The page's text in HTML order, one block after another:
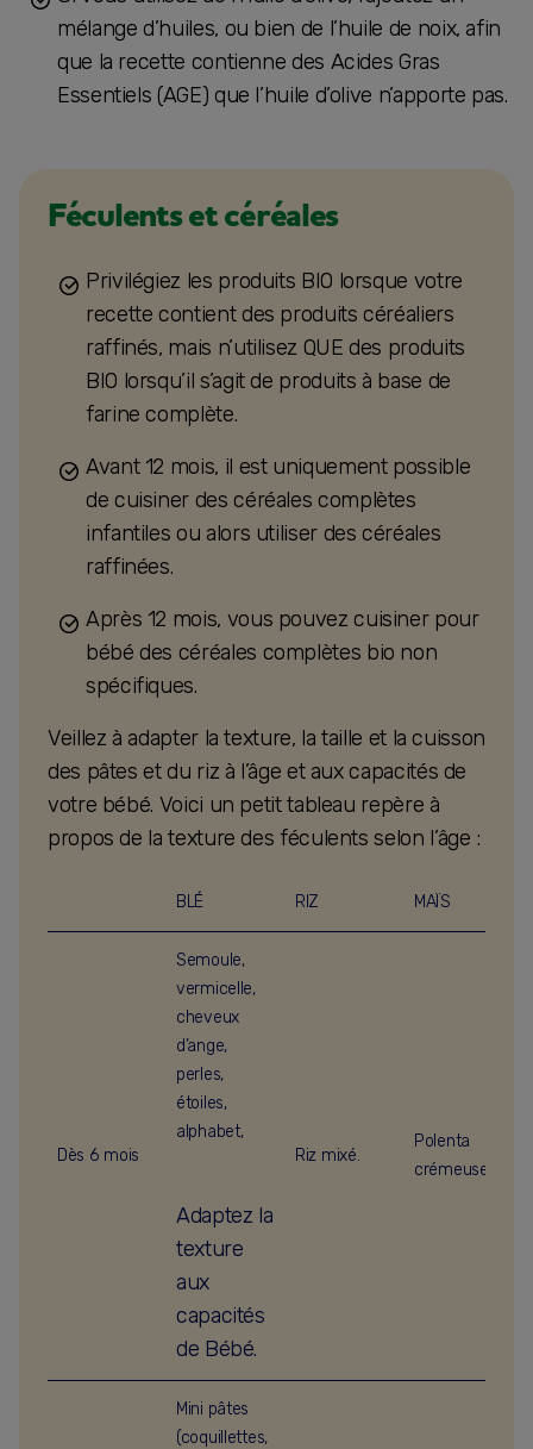
mélange d’huiles, ou bien de l’huile de noix, afin
que la recette contienne des Acides Gras
Essentiels (AGE) que l’huile d’olive n’apporte pas.
Féculents et céréales
Privilégiez les produits BIO lorsque votre
recette contient des produits céréaliers
raffinés, mais n’utilisez QUE des produits
BIO lorsqu’il s’agit de produits à base de
farine complète.
Avant 12 mois, il est uniquement possible
de cuisiner des céréales complètes
infantiles ou alors utiliser des céréales
raffinées.
Après 12 mois, vous pouvez cuisiner pour
bébé des céréales complètes bio non
spécifiques.
Veillez à adapter la texture, la taille et la cuisson
des pâtes et du riz à l’âge et aux capacités de
votre bébé. Voici un petit tableau repère à
propos de la texture des féculents selon l’âge :
BLÉ RIZ MAÏS
Dès 6 mois
Semoule,
vermicelle,
cheveux
d’ange,
perles,
étoiles,
alphabet,
Adaptez la
texture
aux
capacités
de Bébé.
Riz mixé.
Polenta
crémeuse.
Mini pâtes
(coquillettes,